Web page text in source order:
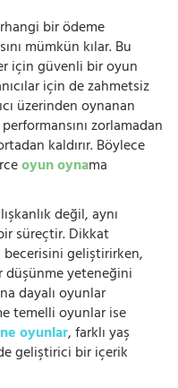
bir ödeme
mümkün kılar. Bu
için güvenli bir oyun
için de zahmetsiz
üzerinden oynanan
zorlamadan
kaldırır. Böylece
oyun oynama
değil, aynı
süreçtir. Dikkat
geliştirirken,
yeteneğini
dayalı oyunlar
temelli oyunlar ise
oyunlar, farklı yaş
geliştirici bir içerik